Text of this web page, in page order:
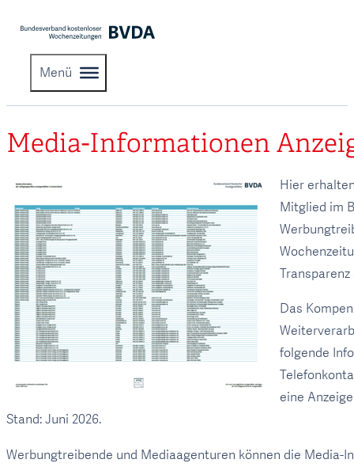
Menü
Media-Informationen
Hier
Mitglied im
Das
folgende
eine
Stand: Juni 2026.
Werbungtreibende und Mediaagenturen können die